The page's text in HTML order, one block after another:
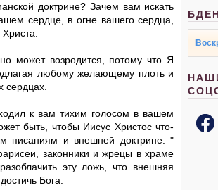
доктрине? Зачем вам искать
сердце, в огне вашего сердца,
может возродится, потому что Я
любому желающему плоть и
сердцах.
к вам тихим голосом в вашем
быть, чтобы Иисус Христос что-
писаниям и внешней доктрине. "
законники и жрецы в храме
эту ложь, что внешняя
Бога.